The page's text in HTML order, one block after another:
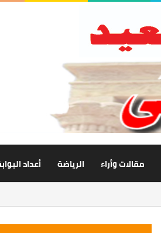
مقالات وأراء الرياضة أعداد